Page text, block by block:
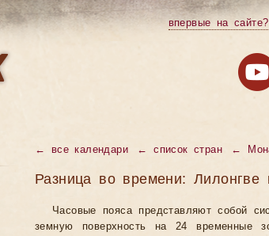
впервые на сайте?
← все календари ←список стран ←
Разница во времени: Лилонгве
Часовые пояса представляют собой
земную поверхность на 24 временные